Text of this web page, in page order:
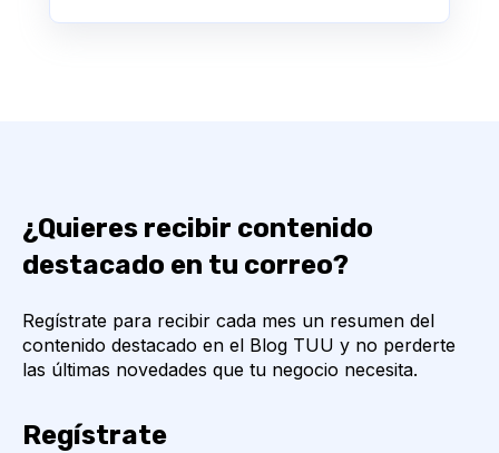
¿Quieres recibir contenido
destacado en tu correo?
Regístrate para recibir cada mes un resumen del
contenido destacado en el Blog TUU y no perderte
las últimas novedades que tu negocio necesita.
Regístrate